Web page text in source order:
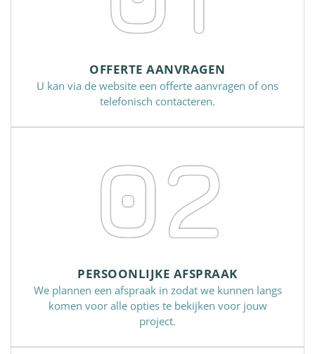
OFFERTE AANVRAGEN
U kan via de website een offerte aanvragen of ons
telefonisch contacteren.
02
PERSOONLIJKE AFSPRAAK
We plannen een afspraak in zodat we kunnen langs
komen voor alle opties te bekijken voor jouw
project.